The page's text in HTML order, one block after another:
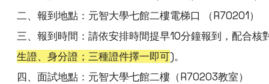
二、報到地點：元智大學七館二樓電梯口 （R70201）
三、報到時間：請依安排時間提早10分鐘報到，配合核
生證、身分證；三種證件擇一即可)。
四、面試地點：元智大學七館二樓（R70203教室）